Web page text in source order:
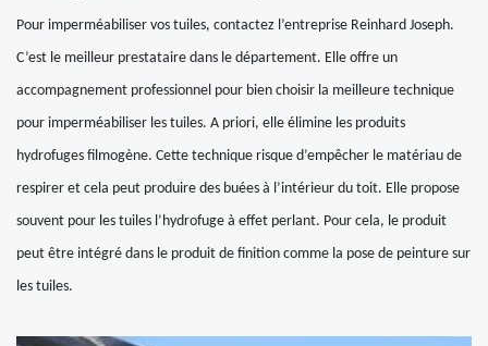
Pour imperméabiliser vos tuiles, contactez l’entreprise Reinhard Joseph.
C’est le meilleur prestataire dans le département. Elle offre un
accompagnement professionnel pour bien choisir la meilleure technique
pour imperméabiliser les tuiles. A priori, elle élimine les produits
hydrofuges filmogène. Cette technique risque d’empêcher le matériau de
respirer et cela peut produire des buées à l’intérieur du toit. Elle propose
souvent pour les tuiles l’hydrofuge à effet perlant. Pour cela, le produit
peut être intégré dans le produit de finition comme la pose de peinture sur
les tuiles.